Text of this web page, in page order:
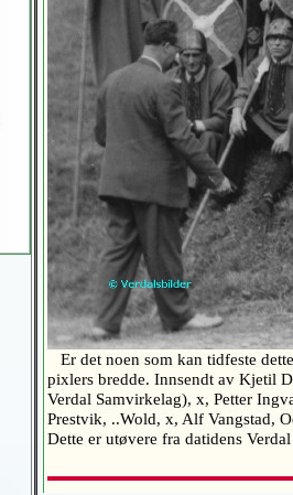
Er det noen som kan tidfeste
pixlers bredde. Innsendt av Kjetil
Verdal Samvirkelag), x, Petter
Prestvik, ..Wold, x, Alf Vangstad,
Dette er utøvere fra datidens